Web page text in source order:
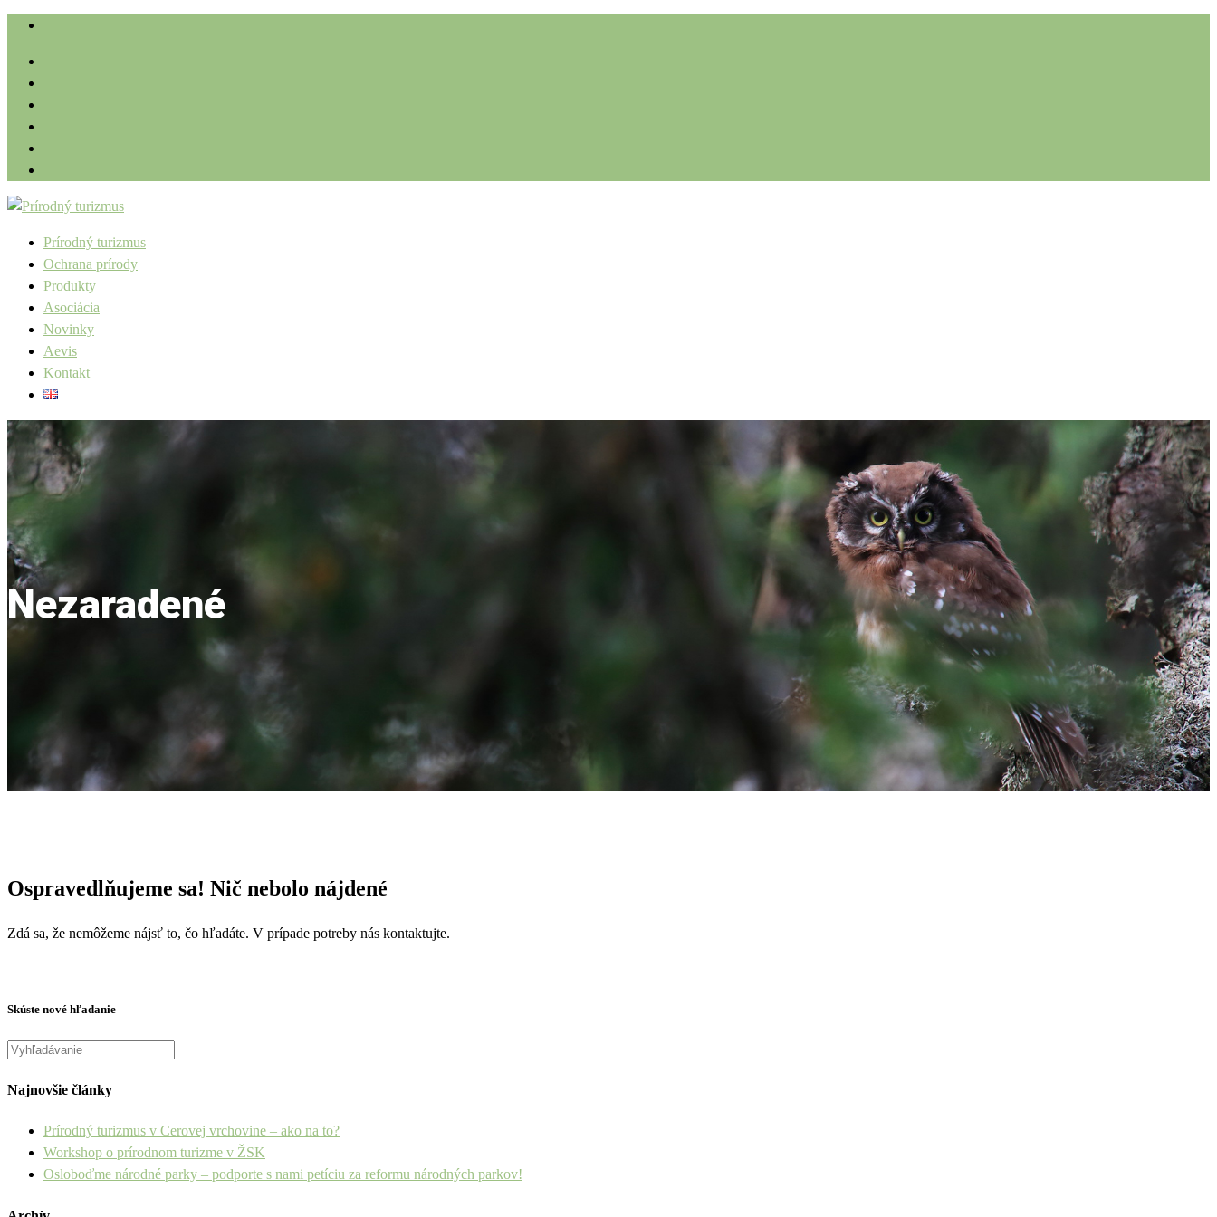
Prírodný turizmus
Ochrana prírody
Produkty
Asociácia
Novinky
Aevis
Kontakt
Nezaradené
Ospravedlňujeme sa! Nič nebolo nájdené
Zdá sa, že nemôžeme nájsť to, čo hľadáte. V prípade potreby nás kontaktujte.
Skúste nové hľadanie
Najnovšie články
Prírodný turizmus v Cerovej vrchovine – ako na to?
Workshop o prírodnom turizme v ŽSK
Osloboďme národné parky – podporte s nami petíciu za reformu národných parkov!